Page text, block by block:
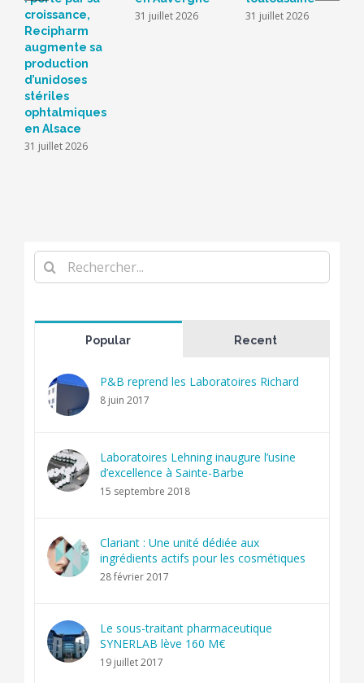
croissance,
Recipharm
augmente sa
production
d’unidoses
stériles
ophtalmiques
en Alsace
31 juillet 2026
31 juillet 2026 31 juillet 2026
Rechercher
Popular Recent
P&B reprend les Laboratoires Richard
8 juin 2017
Laboratoires Lehning inaugure l’usine
d’excellence à Sainte-Barbe
15 septembre 2018
Clariant : Une unité dédiée aux
ingrédients actifs pour les cosmétiques
28 février 2017
Le sous-traitant pharmaceutique
SYNERLAB lève 160 M€
19 juillet 2017